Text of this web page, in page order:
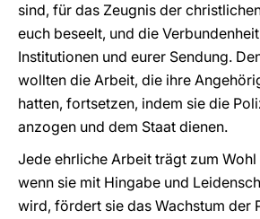
sind, für das Zeugnis der
euch beseelt, und die
Institutionen und eurer Sendung.
wollten die Arbeit, die ihre
hatten, fortsetzen, indem sie die
anzogen und dem Staat dienen.
Jede ehrliche Arbeit trägt zum Wohl
wenn sie mit Hingabe und
wird, fördert sie das Wachstum der